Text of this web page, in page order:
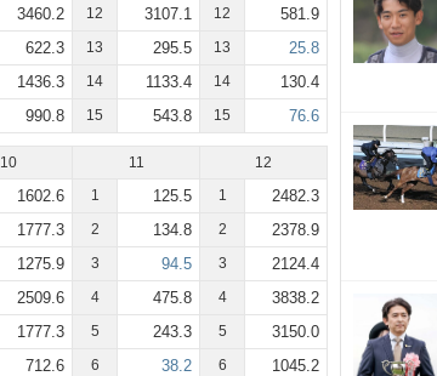
3460.2
622.3
1436.3
990.8
12 3107.1
13 295.5
14 1133.4
15 543.8
12 581.9
13 25.8
14 130.4
15 76.6
10
1602.6
1777.3
1275.9
2509.6
1777.3
712.6
11
1
125.5
2 134.8
3 94.5
4 475.8
5 243.3
6 38.2
12
1
2482.3
2 2378.9
3 2124.4
4 3838.2
5 3150.0
6 1045.2